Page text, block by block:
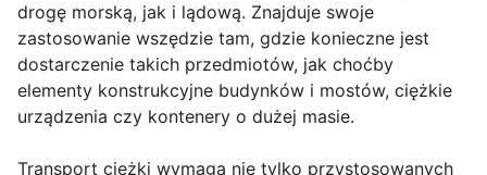
drogę morską, jak i lądową. Znajduje swoje
zastosowanie wszędzie tam, gdzie konieczne jest
dostarczenie takich przedmiotów, jak choćby
elementy konstrukcyjne budynków i mostów, ciężkie
urządzenia czy kontenery o dużej masie.
Transport ciężki wymaga nie tylko przystosowanych